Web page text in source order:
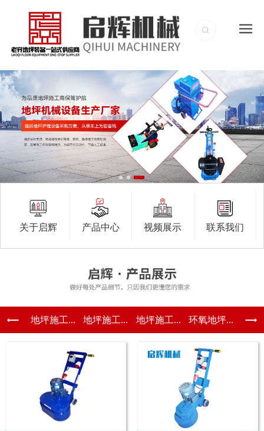
关于启辉 产品中心 视频展示 联系我们
地坪施工... 地坪施工... 地坪施工... 环氧地坪...